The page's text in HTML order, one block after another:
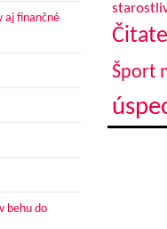
aj finančné
behu do
Šport